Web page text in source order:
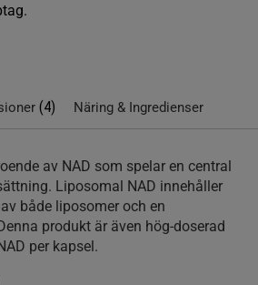
(4) Näring & Ingredienser
av NAD som spelar en central
Liposomal NAD innehåller
både liposomer och en
produkt är även hög-doserad
per kapsel.